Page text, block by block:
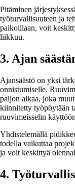
Pitäminen
työturvallisuuteen ja
paikoillaan, voit
liikkuu.
3. Ajan
Ajansäästö on yksi
onnistumiselle.
paljon aikaa, joka
kiinnitetty työpöytään
ruuvimeisselin
Yhdistelemällä
todella vaikuttaa
ja voit keskittyä
4.